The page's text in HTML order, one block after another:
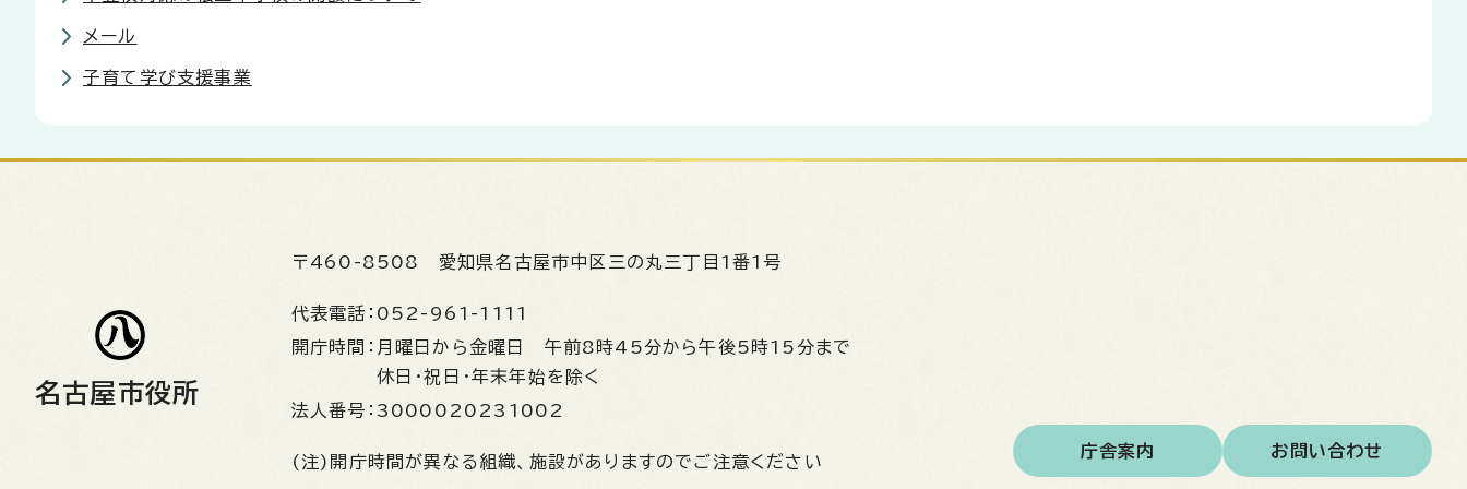
メール
子育て学び支援事業
名古屋市役所
〒460-8508 愛知県名古屋市中区三の丸三丁目1番1号
代表電話： 052-961-1111
開庁時間： 月曜日から金曜日 午前8時45分から午後5時15分まで
休日・祝日・年末年始を除く
法人番号： 3000020231002
(注)開庁時間が異なる組織、施設がありますのでご注意ください
庁舎案内 お問い合わせ